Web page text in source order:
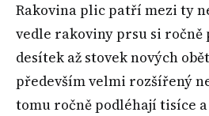
Rakovina plic patří mezi ty
vedle rakoviny prsu si
desítek až stovek nových
především velmi rozšířený
tomu ročně podléhají tisíce